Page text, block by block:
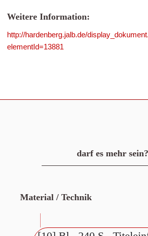
Weitere Information:
http://hardenberg.jalb.de/
elementId=13881
darf es mehr sein?
Material / Technik